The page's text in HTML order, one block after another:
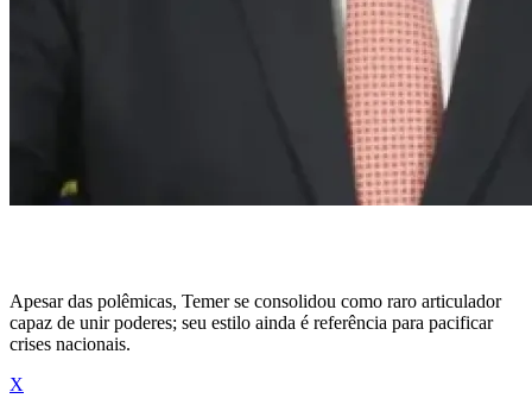
Apesar das polêmicas, Temer se consolidou como raro articulador
capaz de unir poderes; seu estilo ainda é referência para pacificar
crises nacionais.
X